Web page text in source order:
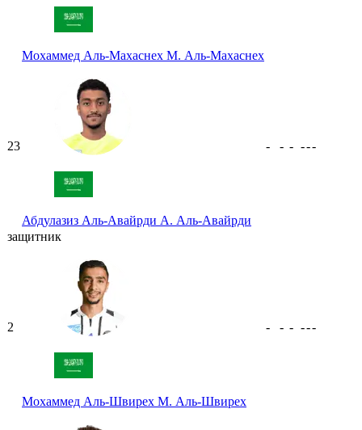
Мохаммед Аль-Махаснех М. Аль-Махаснех
23
Абдулазиз Аль-Авайрди А. Аль-Авайрди
- - - ---
защитник
2
Мохаммед Аль-Швирех М. Аль-Швирех
- - - ---